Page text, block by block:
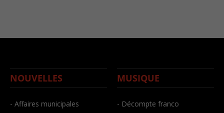
NOUVELLES
- Affaires municipales
MUSIQUE
- Décompte franco